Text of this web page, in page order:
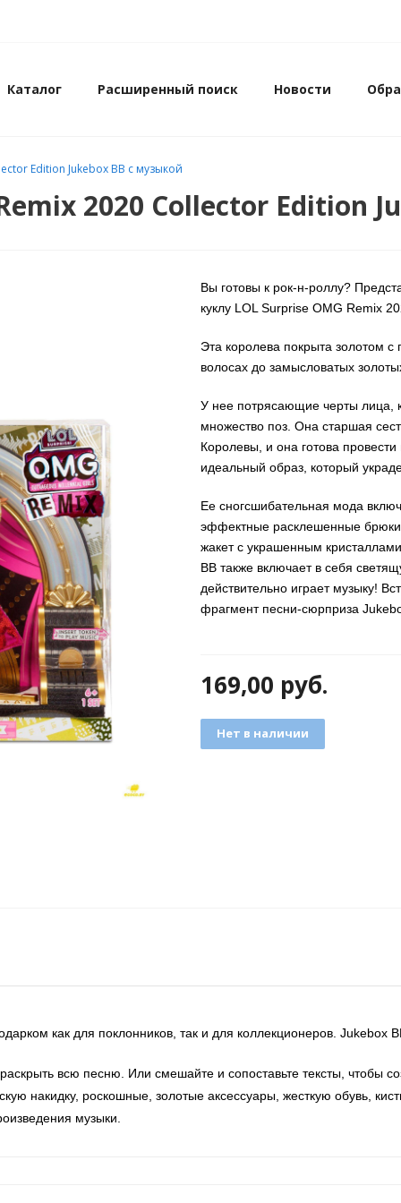
Каталог Расширенный поиск Новости
Edition Jukebox BB с музыкой
2020 Collector Edition
Вы готовы к рок-н-роллу?
куклу LOL Surprise OMG Remix
Эта королева покрыта золотом
волосах до замысловатых
У нее потрясающие черты лица,
множество поз. Она старшая
Королевы, и она готова
идеальный образ, который
Ее сногсшибательная мода
эффектные расклешенные брюки
жакет с украшенным
BB также включает в себя
действительно играет музыку!
фрагмент песни-сюрприза
169,00 руб.
Нет в наличии
как для поклонников, так и для коллекционеров. Jukebox
всю песню. Или смешайте и сопоставьте тексты, чтобы
накидку, роскошные, золотые аксессуары, жесткую обувь,
музыки.